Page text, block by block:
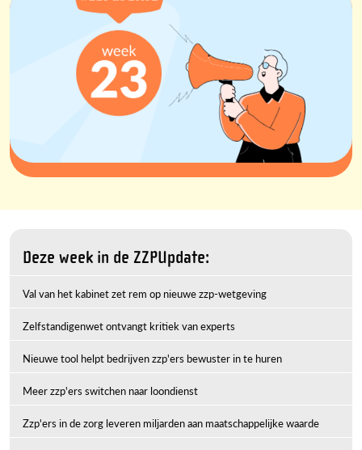
Deze week in de ZZPUpdate:
Val van het kabinet zet rem op nieuwe zzp-wetgeving
Zelfstandigenwet ontvangt kritiek van experts
Nieuwe tool helpt bedrijven zzp'ers bewuster in te huren
Meer zzp'ers switchen naar loondienst
Zzp'ers in de zorg leveren miljarden aan maatschappelijke waarde